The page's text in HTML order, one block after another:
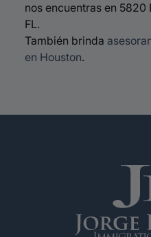
nos encuentras en 5820
FL.
También brinda
en Houston.